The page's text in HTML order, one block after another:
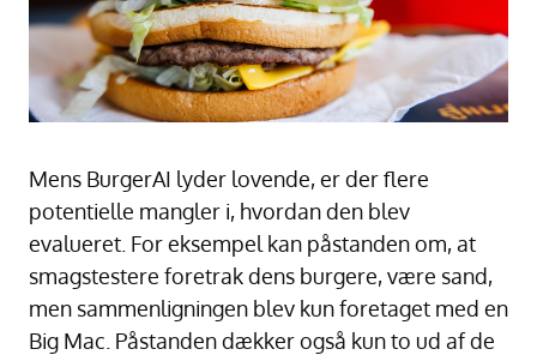
Mens BurgerAI lyder lovende, er der flere
potentielle mangler i, hvordan den blev
evalueret. For eksempel kan påstanden om, at
smagstestere foretrak dens burgere, være sand,
men sammenligningen blev kun foretaget med en
Big Mac. Påstanden dækker også kun to ud af de